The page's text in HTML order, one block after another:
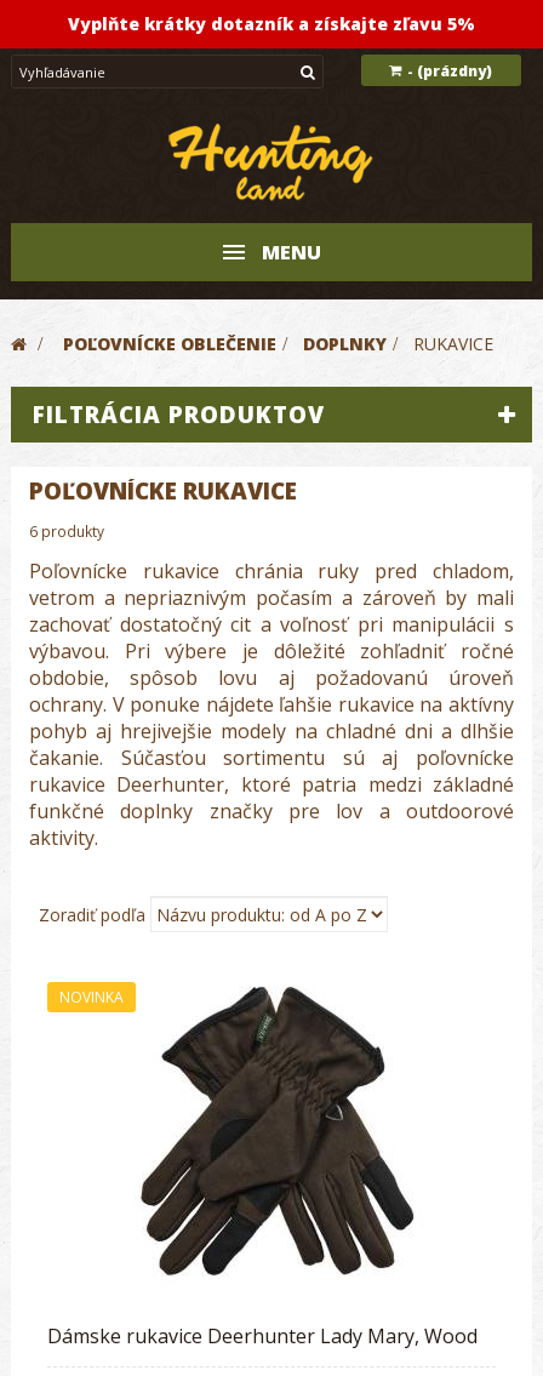
Vyplňte krátky dotazník a získajte zľavu 5%
- (prázdny)
MENU
> POĽOVNÍCKE OBLEČENIE > DOPLNKY > RUKAVICE
FILTRÁCIA PRODUKTOV
POĽOVNÍCKE RUKAVICE
6 produkty
Poľovnícke rukavice chránia ruky pred chladom,
vetrom a nepriaznivým počasím a zároveň by mali
zachovať dostatočný cit a voľnosť pri manipulácii s
výbavou. Pri výbere je dôležité zohľadniť ročné
obdobie, spôsob lovu aj požadovanú úroveň
ochrany. V ponuke nájdete ľahšie rukavice na aktívny
pohyb aj hrejivejšie modely na chladné dni a dlhšie
čakanie. Súčasťou sortimentu sú aj poľovnícke
rukavice Deerhunter, ktoré patria medzi základné
funkčné doplnky značky pre lov a outdoorové
aktivity.
Zoradiť podľa
NOVINKA
Dámske rukavice Deerhunter Lady Mary, Wood